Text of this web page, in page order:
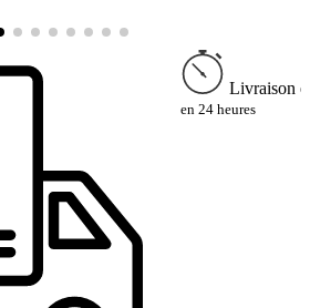
Livraison
en 24 heures